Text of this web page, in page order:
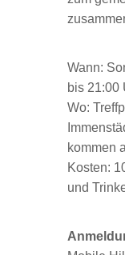
Wann:
bis 21:00
Wo:
kommen
Kosten:
und